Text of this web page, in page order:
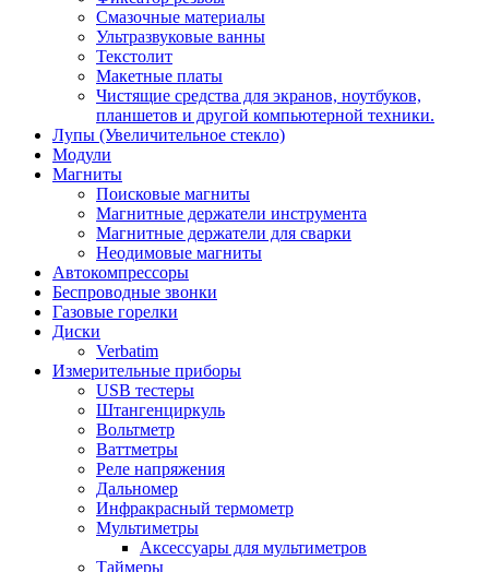
Смазочные материалы
Ультразвуковые ванны
Текстолит
Макетные платы
Чистящие средства для экранов, ноутбуков,
планшетов и другой компьютерной техники.
Лупы (Увеличительное стекло)
Модули
Магниты
Поисковые магниты
Магнитные держатели инструмента
Магнитные держатели для сварки
Неодимовые магниты
Автокомпрессоры
Беспроводные звонки
Газовые горелки
Диски
Verbatim
Измерительные приборы
USB тестеры
Штангенциркуль
Вольтметр
Ваттметры
Реле напряжения
Дальномер
Инфракрасный термометр
Мультиметры
Аксессуары для мультиметров
Таймеры